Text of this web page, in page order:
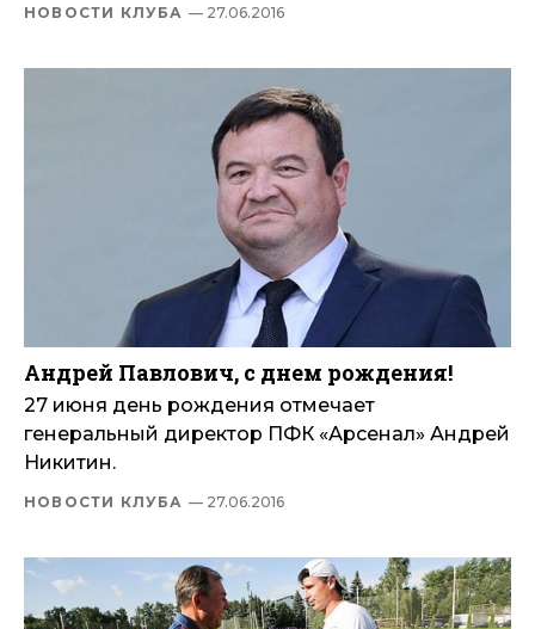
НОВОСТИ КЛУБА — 27.06.2016
Андрей Павлович, с днем рождения!
27 июня день рождения отмечает
генеральный директор ПФК «Арсенал» Андрей
Никитин.
НОВОСТИ КЛУБА — 27.06.2016